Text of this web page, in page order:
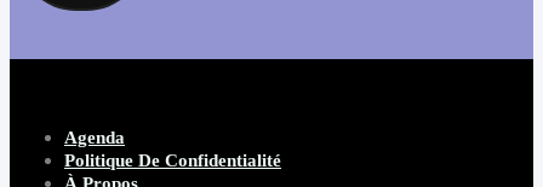
Agenda
Politique De Confidentialité